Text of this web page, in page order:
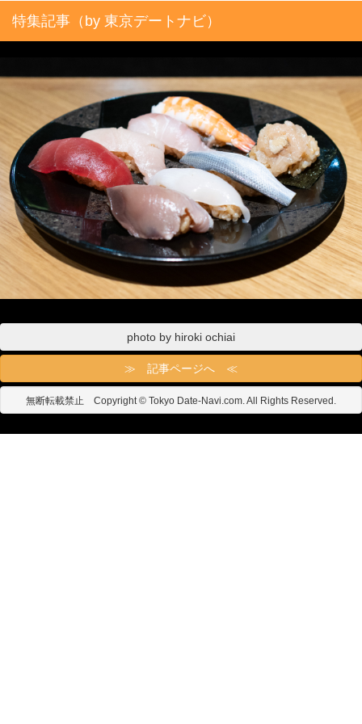
特集記事（by 東京デートナビ）
photo by hiroki ochiai
≫ 記事ページへ ≪
無断転載禁止 Copyright © Tokyo Date-Navi.com. All Rights Reserved.